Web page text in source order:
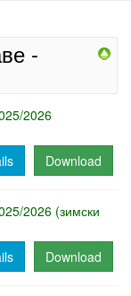
-
2026
Download
2026 (зимски
Download